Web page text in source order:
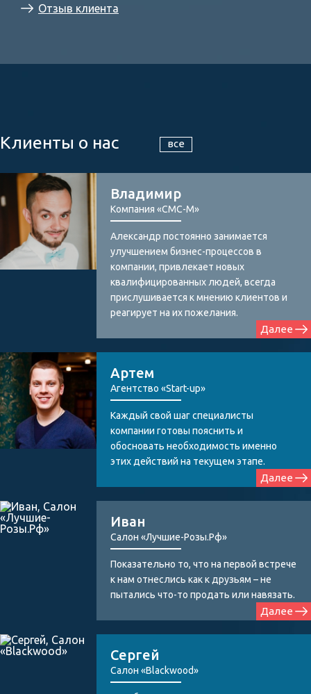
Отзыв клиента
Клиенты о нас все
Владимир
Компания «СМС-М»
Александр постоянно занимается
улучшением бизнес-процессов в
компании, привлекает новых
квалифицированных людей, всегда
прислушивается к мнению клиентов и
реагирует на их пожелания.
Далее
Артем
Агентство «Start-up»
Каждый свой шаг специалисты
компании готовы пояснить и
обосновать необходимость именно
этих действий на текущем этапе.
Далее
Иван
Салон «Лучшие-Розы.Рф»
Показательно то, что на первой встрече
к нам отнеслись как к друзьям – не
пытались что-то продать или навязать.
Далее
Сергей
Салон «Blackwood»